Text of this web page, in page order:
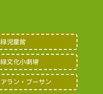
緑児童館
緑文化小劇場
アラン・プーサン